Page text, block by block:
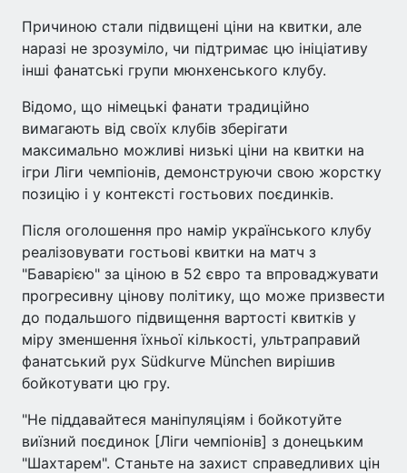
Причиною стали підвищені ціни на квитки, але
наразі не зрозуміло, чи підтримає цю ініціативу
інші фанатські групи мюнхенського клубу.
Відомо, що німецькі фанати традиційно
вимагають від своїх клубів зберігати
максимально можливі низькі ціни на квитки на
ігри Ліги чемпіонів, демонструючи свою жорстку
позицію і у контексті гостьових поєдинків.
Після оголошення про намір українського клубу
реалізовувати гостьові квитки на матч з
"Баварією" за ціною в 52 євро та впроваджувати
прогресивну цінову політику, що може призвести
до подальшого підвищення вартості квитків у
міру зменшення їхньої кількості, ультраправий
фанатський рух Südkurve München вирішив
бойкотувати цю гру.
"Не піддавайтеся маніпуляціям і бойкотуйте
виїзний поєдинок [Ліги чемпіонів] з донецьким
"Шахтарем". Станьте на захист справедливих цін